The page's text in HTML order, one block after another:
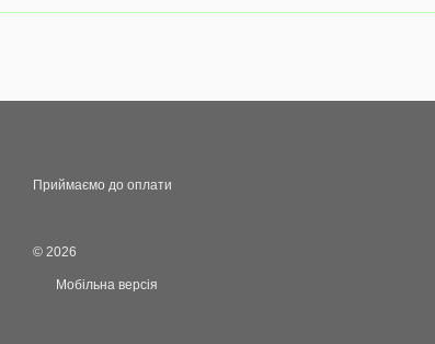
Приймаємо до оплати
© 2026
Мобільна версія